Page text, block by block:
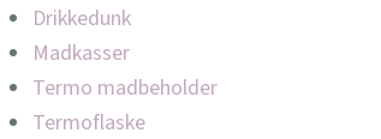
Drikkedunk
Madkasser
Termo madbeholder
Termoflaske